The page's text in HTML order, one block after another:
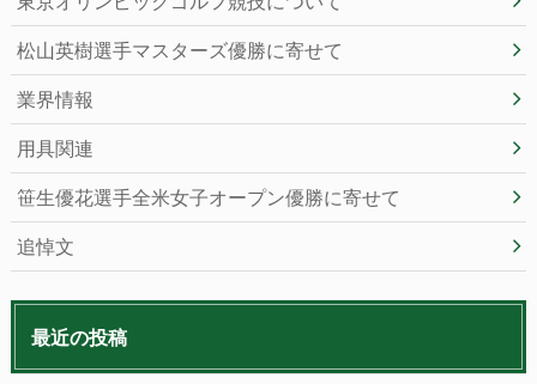
松山英樹選手マスターズ優勝に寄せて
業界情報
用具関連
笹生優花選手全米女子オープン優勝に寄せて
追悼文
最近の投稿